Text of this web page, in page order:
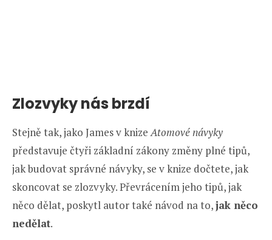
Zlozvyky nás brzdí
Stejně tak, jako James v knizeAtomové návyky
představuje čtyři základní zákony změny plné tipů,
jak budovat správné návyky, se v knize dočtete, jak
skoncovat se zlozvyky. Převrácením jeho tipů, jak
něco dělat, poskytl autor také návod na to,jak něco
nedělat.